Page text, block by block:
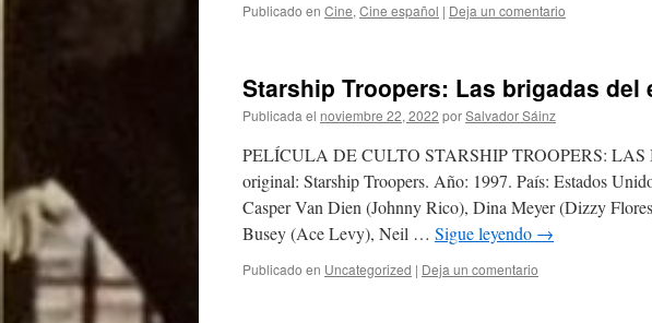
Publicado en Cine, Cine español | Deja un comentario
Starship Troopers: Las brigadas del
Publicada el noviembre 22, 2022 porSalvador Sáinz
PELÍCULA DE CULTO STARSHIP TROOPERS:
original: Starship Troopers. Año: 1997. País: Estados
Casper Van Dien (Johnny Rico), Dina Meyer (Dizzy
Busey (Ace Levy), Neil … Sigue leyendo →
Publicado en Uncategorized | Deja un comentario